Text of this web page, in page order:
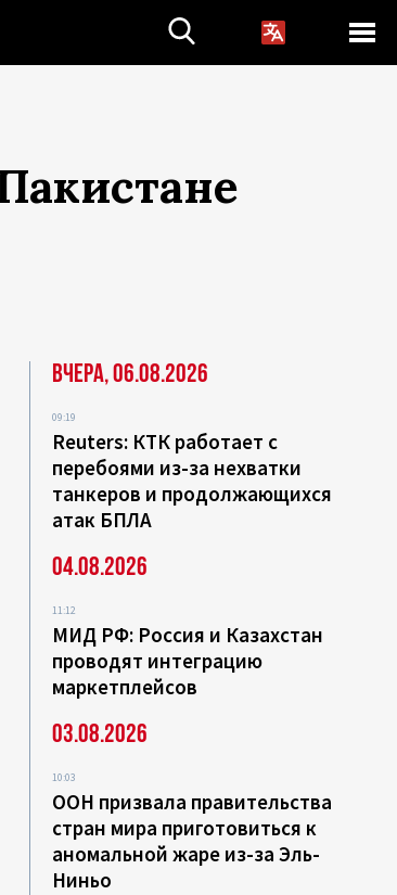
Вчера, 06.08.2026
09:19
Reuters: КТК работает с
перебоями из-за нехватки
танкеров и продолжающихся
атак БПЛА
04.08.2026
11:12
МИД РФ: Россия и Казахстан
проводят интеграцию
маркетплейсов
03.08.2026
10:03
ООН призвала правительства
стран мира приготовиться к
аномальной жаре из-за Эль-
Ниньо